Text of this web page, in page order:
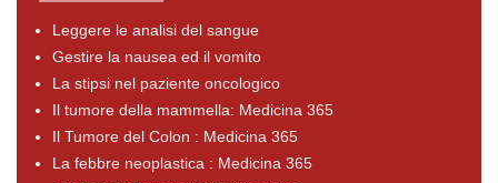
Leggere le analisi del sangue
Gestire la nausea ed il vomito
La stipsi nel paziente oncologico
Il tumore della mammella: Medicina 365
Il Tumore del Colon : Medicina 365
La febbre neoplastica : Medicina 365